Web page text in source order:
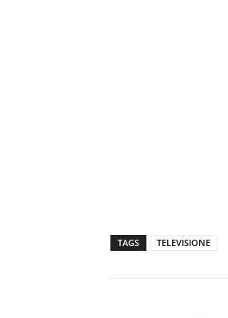
TAGS TELEVISIONE